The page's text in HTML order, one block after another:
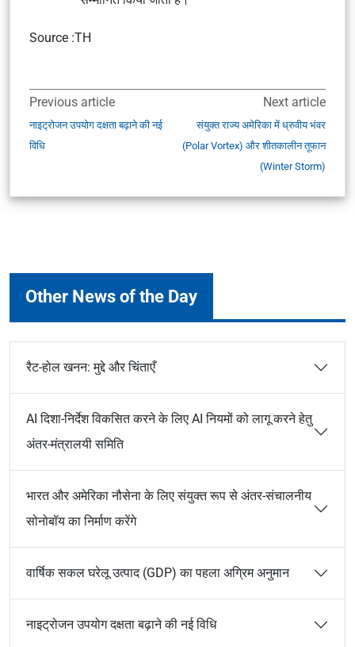
Source :TH
Previous article
नाइट्रोजन उपयोग दक्षता बढ़ाने की नई
विधि
Next article
संयुक्त राज्य अमेरिका में ध्रुवीय भंवर
(Polar Vortex) और शीतकालीन तूफान
(Winter Storm)
Other News of the Day
रैट-होल खनन: मुद्दे और चिंताएँ
AI दिशा-निर्देश विकसित करने के लिए AI नियमों को लागू करने हेतु
अंतर-मंत्रालयी समिति
भारत और अमेरिका नौसेना के लिए संयुक्त रूप से अंतर-संचालनीय
सोनोबॉय का निर्माण करेंगे
वार्षिक सकल घरेलू उत्पाद (GDP) का पहला अग्रिम अनुमान
नाइट्रोजन उपयोग दक्षता बढ़ाने की नई विधि